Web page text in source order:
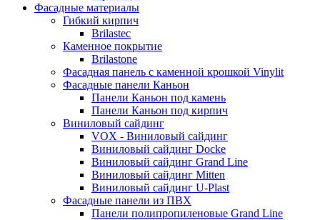
Фасадные материалы
Гибкий кирпич
Brilastec
Каменное покрытие
Brilastone
Фасадная панель с каменной крошкой Vinylit
Фасадные панели Каньон
Панели Каньон под камень
Панели Каньон под кирпич
Виниловый сайдинг
VOX - Виниловый сайдинг
Виниловый сайдинг Docke
Виниловый сайдинг Grand Line
Виниловый сайдинг Mitten
Виниловый сайдинг U-Plast
Фасадные панели из ПВХ
Панели полипропиленовые Grand Line